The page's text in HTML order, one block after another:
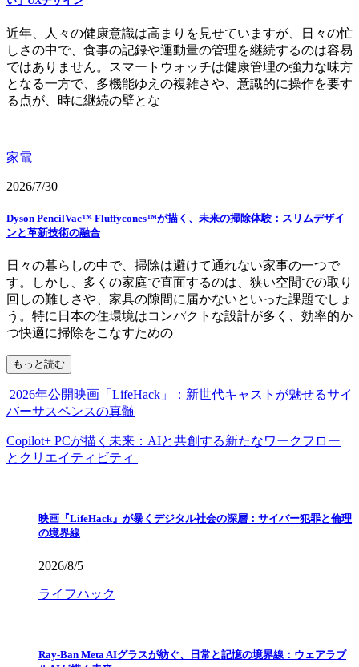
近年、人々の健康意識は高まりを見せていますが、日々の忙
しさの中で、食事の記録や運動量の管理を継続するのは容易
ではありません。スマートウォッチは健康管理の強力な味方
となる一方で、多機能ゆえの複雑さや、意識的に操作を要す
る点が、時に継続の壁とな
家電
2026/7/30
Dyson PencilVac™ Fluffycones™が描く、未来の掃除体験：スリムデザイ
ンと革新技術の融合
日々の暮らしの中で、掃除は避けて通れない家事の一つで
す。しかし、多くの家庭で直面するのは、狭い空間での取り
回しの難しさや、家具の隙間に届かないといった課題でしょ
う。特に日本の住環境はコンパクトな設計が多く、効率的か
つ快適に掃除をこなすための
もっと読む
2026年公開映画「LifeHack」：新世代キャストが魅せるサイ
バーサスペンスの真髄
Copilot+ PCが描く未来：AIと共創する新たなワークフロー
とクリエイティビティ
映画『LifeHack』が暴くデジタル社会の深層：サイバー犯罪と倫理
の境界線
2026/8/5
ライフハック
Ray-Ban Meta AIグラスが紡ぐ、日常と記憶の境界線：ウェアラブ